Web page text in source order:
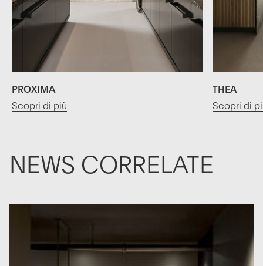
PROXIMA
Scopri di più
THEA
Scopri di
NEWS CORRELATE